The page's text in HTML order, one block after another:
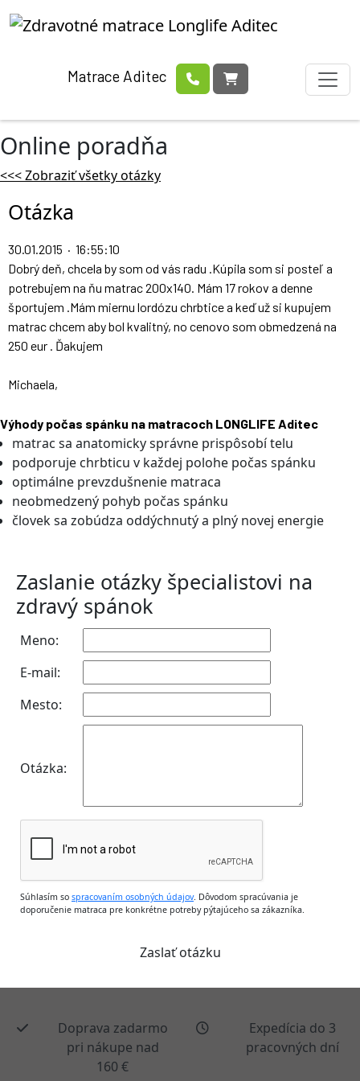
Matrace Aditec
Online poradňa
<<< Zobraziť všetky otázky
Otázka
30.01.2015 · 16:55:10
Dobrý deň, chcela by som od vás radu .Kúpila som si posteľ a
potrebujem na ňu matrac 200x140. Mám 17 rokov a denne
športujem .Mám miernu lordózu chrbtice a keď už si kupujem
matrac chcem aby bol kvalitný, no cenovo som obmedzená na
250 eur . Ďakujem
Michaela,
Výhody počas spánku na matracoch LONGLIFE Aditec
matrac sa anatomicky správne prispôsobí telu
podporuje chrbticu v každej polohe počas spánku
optimálne prevzdušnenie matraca
neobmedzený pohyb počas spánku
človek sa zobúdza oddýchnutý a plný novej energie
Zaslanie otázky špecialistovi na
zdravý spánok
Meno:
E-mail:
Mesto:
Otázka:
Súhlasím so spracovaním osobných údajov. Dôvodom spracúvania je
doporučenie matraca pre konkrétne potreby pýtajúceho sa zákazníka.
Doprava zadarmo
pri nákupe nad
160 €
Expedícia do 3
pracovných dní